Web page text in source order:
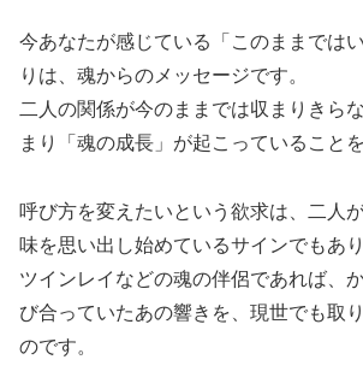
今あなたが感じている「このままでは
りは、魂からのメッセージです。
二人の関係が今のままでは収まりきら
まり「魂の成長」が起こっていること
呼び方を変えたいという欲求は、二人
味を思い出し始めているサインでもあり
ツインレイなどの魂の伴侶であれば、
び合っていたあの響きを、現世でも取
のです。